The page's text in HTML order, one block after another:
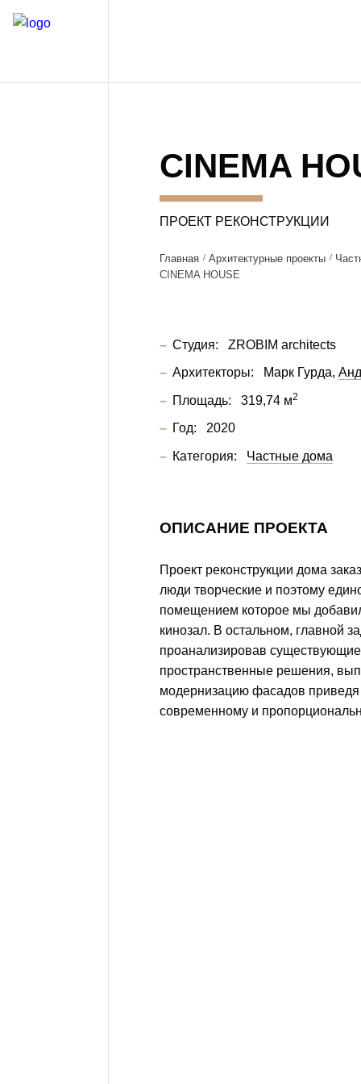
CINEMA
ПРОЕКТ РЕКОНСТРУКЦИИ
Главная Архитектурные проекты
CINEMA HOUSE
Студия: ZROBIM architects
Архитекторы: Марк Гурда
Площадь: 319,74 м2
Год: 2020
Категория: Частные дома
ОПИСАНИЕ ПРОЕКТА
Проект реконструкции дома
люди творческие и поэтому
помещением которое мы
кинозал. В остальном, главной
проанализировав
пространственные решения,
модернизацию фасадов приведя
современному и